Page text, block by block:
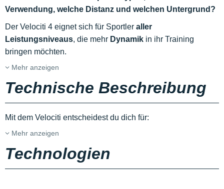
Verwendung, welche Distanz und welchen Untergrund?
Der Velociti 4 eignet sich für Sportler aller
Leistungsniveaus, die mehr Dynamik in ihr Training
bringen möchten.
Mehr anzeigen
Technische Beschreibung
Mit dem Velociti entscheidest du dich für:
Mehr anzeigen
Technologien